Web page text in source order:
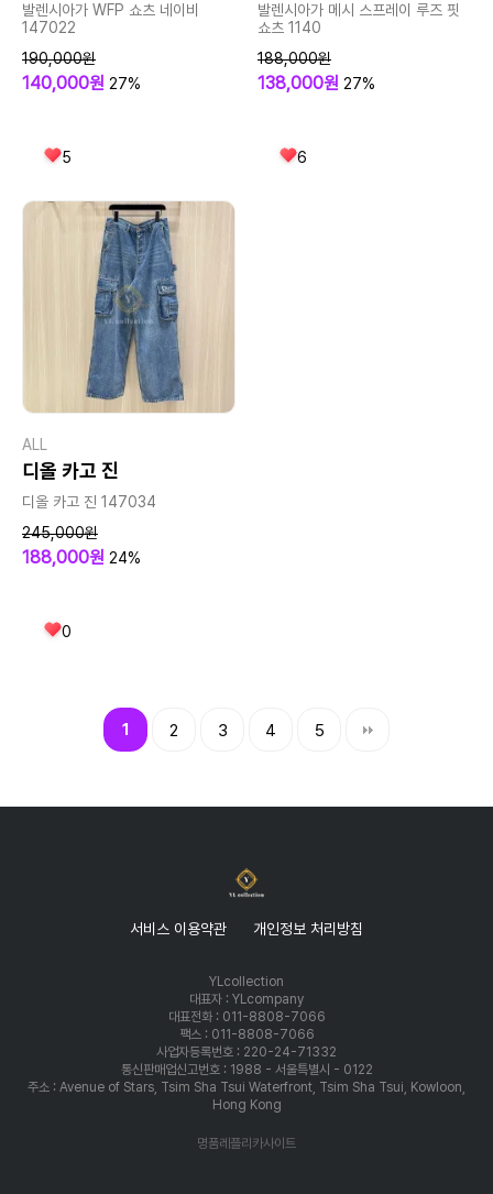
발렌시아가 WFP 쇼츠 네이비
147022
190,000원
140,000원 27%
5
발렌시아가 메시 스프레이 루즈 핏
쇼츠 1140
188,000원
138,000원 27%
6
ALL
디올 카고 진
디올 카고 진 147034
245,000원
188,000원 24%
0
1 2 3 4 5
서비스 이용약관 개인정보 처리방침
YLcollection
대표자 : YLcompany
대표전화 : 011-8808-7066
팩스 : 011-8808-7066
사업자등록번호 : 220-24-71332
통신판매업신고번호 : 1988 - 서울특별시 - 0122
주소 : Avenue of Stars, Tsim Sha Tsui Waterfront, Tsim Sha Tsui, Kowloon,
Hong Kong
명품레플리카사이트